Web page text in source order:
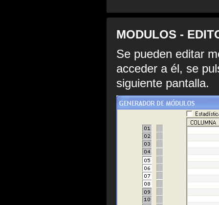
MODULOS -
Se pueden editar
acceder a él, se
siguiente pantalla.